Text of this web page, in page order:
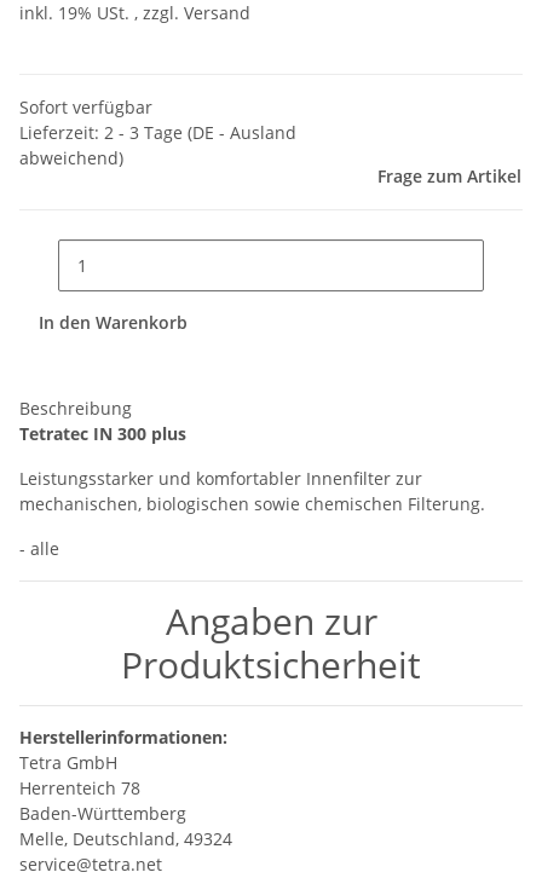
inkl. 19% USt. , zzgl. Versand
Sofort verfügbar
Lieferzeit: 2 - 3 Tage (DE - Ausland
abweichend)
Frage zum Artikel
In den Warenkorb
Beschreibung
Tetratec IN 300 plus
Leistungsstarker und komfortabler Innenfilter zur
mechanischen, biologischen sowie chemischen Filterung.
- alle
Angaben zur
Produktsicherheit
Herstellerinformationen:
Tetra GmbH
Herrenteich 78
Baden-Württemberg
Melle, Deutschland, 49324
service@tetra.net